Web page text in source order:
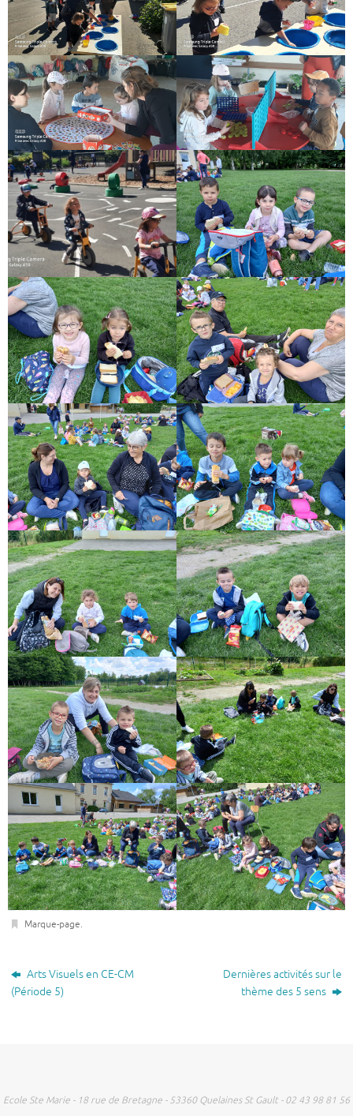
Marque-page.
Arts Visuels en CE-CM
(Période 5)
Dernières activités sur le
thème des 5 sens
Ecole Ste Marie - 18 rue de Bretagne - 53360 Quelaines St Gault - 02 43 98 81 56